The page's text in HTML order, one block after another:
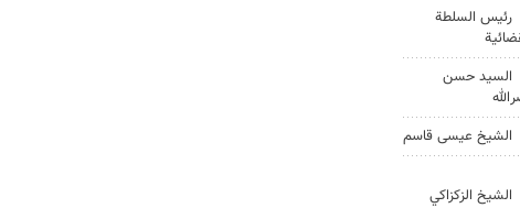
رئیس السلطة
السيد حسن
الشيخ عيسى قاسم
الشيخ الزكزاكي